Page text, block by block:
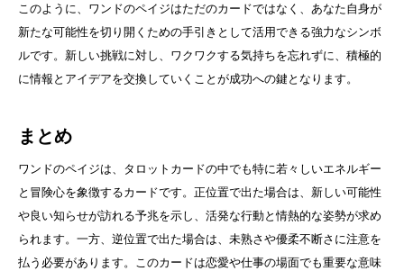
このように、ワンドのペイジはただのカードではなく、あなた自身が
新たな可能性を切り開くための手引きとして活用できる強力なシンボ
ルです。新しい挑戦に対し、ワクワクする気持ちを忘れずに、積極的
に情報とアイデアを交換していくことが成功への鍵となります。
まとめ
ワンドのペイジは、タロットカードの中でも特に若々しいエネルギー
と冒険心を象徴するカードです。正位置で出た場合は、新しい可能性
や良い知らせが訪れる予兆を示し、活発な行動と情熱的な姿勢が求め
られます。一方、逆位置で出た場合は、未熟さや優柔不断さに注意を
払う必要があります。このカードは恋愛や仕事の場面でも重要な意味